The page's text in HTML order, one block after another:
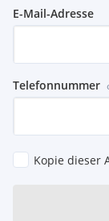
E-Mail-Adresse
Telefonnummer
Kopie dieser